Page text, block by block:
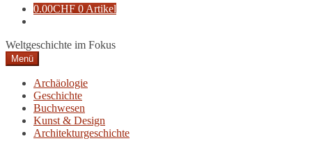
0.00CHF 0 Artikel
Weltgeschichte im Fokus
Menü
Archäologie
Geschichte
Buchwesen
Kunst & Design
Architekturgeschichte